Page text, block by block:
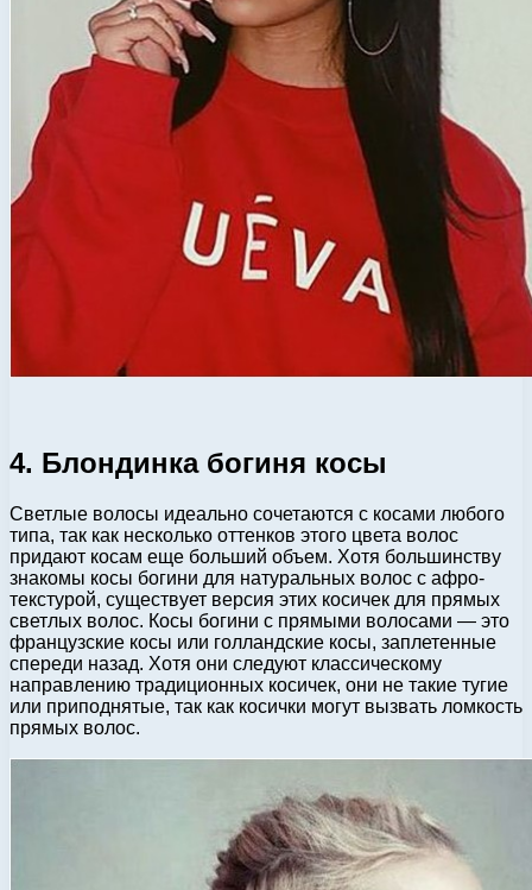
4. Блондинка богиня косы
Светлые волосы идеально сочетаются с косами любого
типа, так как несколько оттенков этого цвета волос
придают косам еще больший объем. Хотя большинству
знакомы косы богини для натуральных волос с афро-
текстурой, существует версия этих косичек для прямых
светлых волос. Косы богини с прямыми волосами — это
французские косы или голландские косы, заплетенные
спереди назад. Хотя они следуют классическому
направлению традиционных косичек, они не такие тугие
или приподнятые, так как косички могут вызвать ломкость
прямых волос.